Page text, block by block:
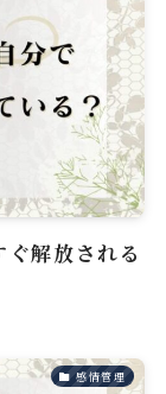
解放される
感情管理